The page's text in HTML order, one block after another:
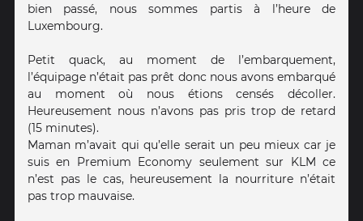
bien passé, nous sommes partis à l’heure de
Luxembourg.
Petit quack, au moment de l’embarquement,
l’équipage n’était pas prêt donc nous avons embarqué
au moment où nous étions censés décoller.
Heureusement nous n’avons pas pris trop de retard
(15 minutes).
Maman m’avait qui qu’elle serait un peu mieux car je
suis en Premium Economy seulement sur KLM ce
n’est pas le cas, heureusement la nourriture n’était
pas trop mauvaise.